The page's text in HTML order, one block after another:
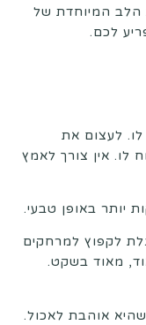
המיוחדת של
לכם.
לעצום את
לו. אין צורך לאמץ
יותר באופן טבעי.
לקפוץ למרחקים
מאוד בשקט.
אוהבת לאכול.